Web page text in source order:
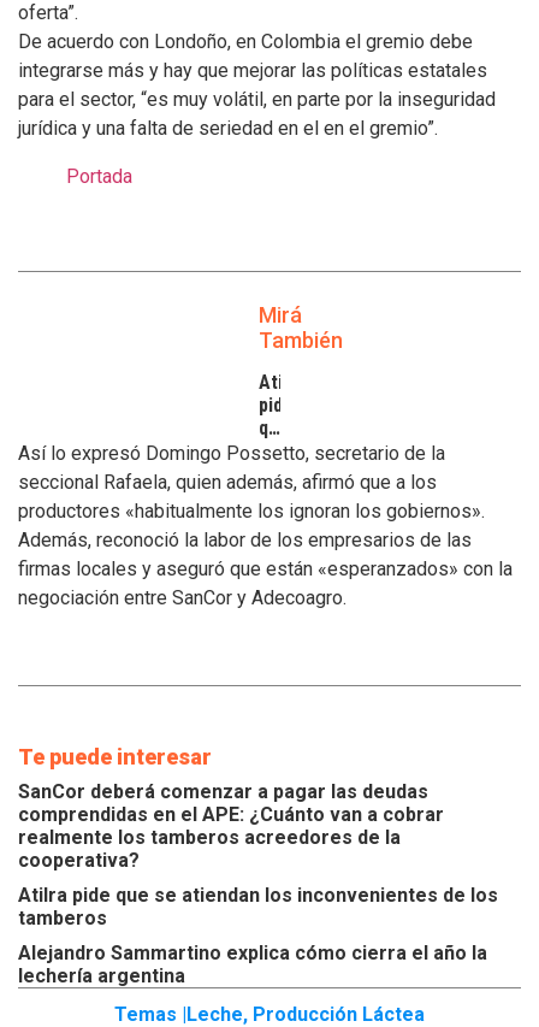
oferta”.
De acuerdo con Londoño, en Colombia el gremio debe
integrarse más y hay que mejorar las políticas estatales
para el sector, “es muy volátil, en parte por la inseguridad
jurídica y una falta de seriedad en el en el gremio”.
Portada
Mirá
También
Atilra
pide
que
se
atiendan
los
inconvenientes
de
los
tamberos
Así lo expresó Domingo Possetto, secretario de la
seccional Rafaela, quien además, afirmó que a los
productores «habitualmente los ignoran los gobiernos».
Además, reconoció la labor de los empresarios de las
firmas locales y aseguró que están «esperanzados» con la
negociación entre SanCor y Adecoagro.
Te puede interesar
SanCor deberá comenzar a pagar las deudas
comprendidas en el APE: ¿Cuánto van a cobrar
realmente los tamberos acreedores de la
cooperativa?
Atilra pide que se atiendan los inconvenientes de los
tamberos
Alejandro Sammartino explica cómo cierra el año la
lechería argentina
Temas |Leche, Producción Láctea